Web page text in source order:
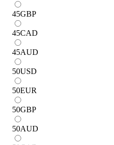
45GBP
45CAD
45AUD
50USD
50EUR
50GBP
50AUD